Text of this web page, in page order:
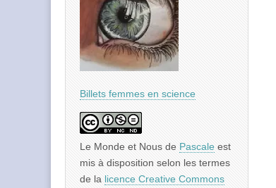
Billets femmes en science
Le Monde et Nous de Pascale est
mis à disposition selon les termes
de la licence Creative Commons